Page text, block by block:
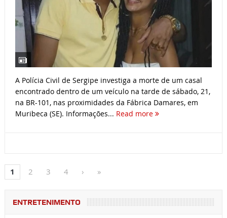
A Polícia Civil de Sergipe investiga a morte de um casal
encontrado dentro de um veículo na tarde de sábado, 21,
na BR-101, nas proximidades da Fábrica Damares, em
Muribeca (SE). Informações... Read more
1 2 3 4 › »
ENTRETENIMENTO